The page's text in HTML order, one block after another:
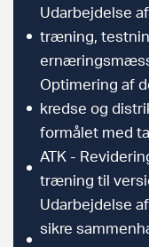
Udarbejdelse
træning,
Optimering af
kredse og
formålet med
ATK -
træning til
Udarbejdelse
sikre